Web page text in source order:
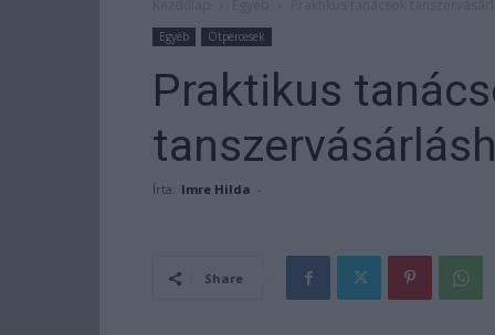
Egyéb Ötpercesek
Praktikus
Írta: Imre Hilda -
Share